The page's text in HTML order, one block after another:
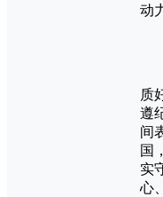
动
质
遵
间
国
实
心